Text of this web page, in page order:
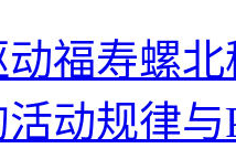
福寿螺北
动规律